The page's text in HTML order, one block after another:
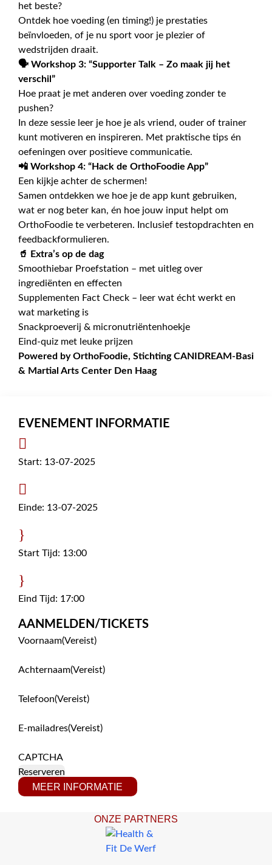
het beste?
Ontdek hoe voeding (en timing!) je prestaties
beïnvloeden, of je nu sport voor je plezier of
wedstrijden draait.
🗣 Workshop 3: “Supporter Talk – Zo maak jij het
verschil”
Hoe praat je met anderen over voeding zonder te
pushen?
In deze sessie leer je hoe je als vriend, ouder of trainer
kunt motiveren en inspireren. Met praktische tips én
oefeningen over positieve communicatie.
📲 Workshop 4: “Hack de OrthoFoodie App”
Een kijkje achter de schermen!
Samen ontdekken we hoe je de app kunt gebruiken,
wat er nog beter kan, én hoe jouw input helpt om
OrthoFoodie te verbeteren. Inclusief testopdrachten en
feedbackformulieren.
🥤 Extra’s op de dag
Smoothiebar Proefstation – met uitleg over
ingrediënten en effecten
Supplementen Fact Check – leer wat écht werkt en
wat marketing is
Snackproeverij & micronutriëntenhoekje
Eind-quiz met leuke prijzen
Powered by OrthoFoodie, Stichting CANIDREAM-Basi
& Martial Arts Center Den Haag
EVENEMENT INFORMATIE

Start: 13-07-2025

Einde: 13-07-2025
}
Start Tijd: 13:00
}
Eind Tijd: 17:00
AANMELDEN/TICKETS
Voornaam(Vereist)
Achternaam(Vereist)
Telefoon(Vereist)
E-mailadres(Vereist)
CAPTCHA
MEER INFORMATIE
ONZE PARTNERS